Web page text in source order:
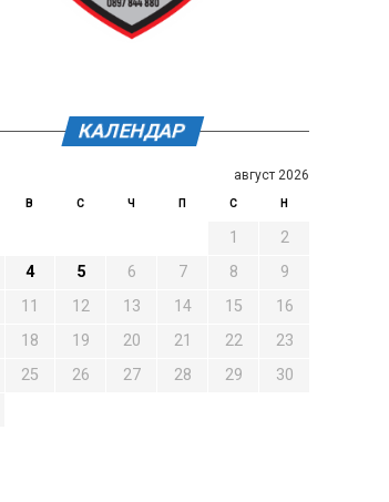
КАЛЕНДАР
август 2026
В С Ч П С Н
1
2
4 5 6 7 8
9
11 12 13 14 15
16
18 19 20 21 22
23
25 26 27 28 29
30